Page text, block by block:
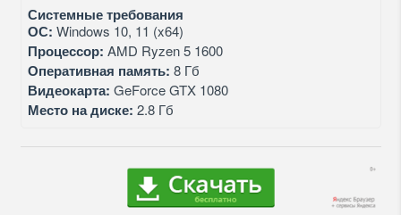
Системные требования
ОС: Windows 10, 11 (x64)
Процессор: AMD Ryzen 5 1600
Оперативная память: 8 Гб
Видеокарта: GeForce GTX 1080
Место на диске: 2.8 Гб